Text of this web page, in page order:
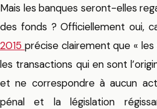
Mais les banques seront-elles
des fonds ? Officiellement oui,
2015 précise clairement que «
les transactions qui en sont
et ne correspondre à aucun
pénal et la législation